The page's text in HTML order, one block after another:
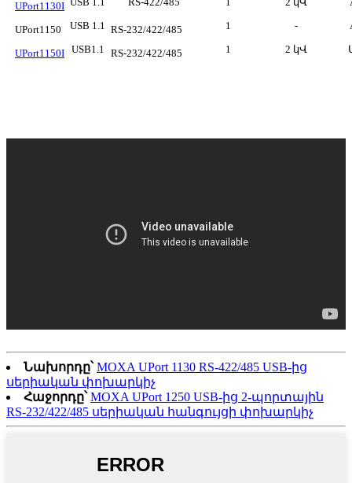
UPort1130I
UPort1150 USB 1.1 RS-232/422/485 1 -
UPort1150I USB1.1 RS-232/422/485 1 2 կՎ
Նախորդը՝ MOXA UPort 1130 RS-422/485 USB-ից
սերիական փոխարկիչ
Հաջորդը՝ MOXA UPort 1250 USB-ից 2-պորտային
RS-232/422/485 սերիական հանգույցի փոխարկիչ